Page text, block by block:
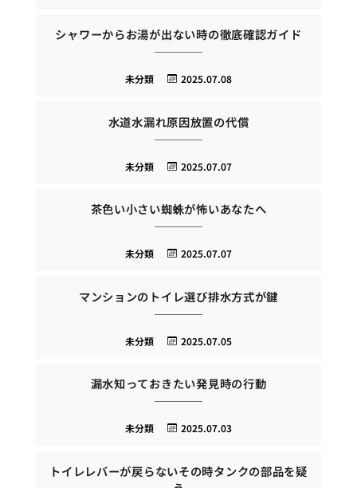
シャワーからお湯が出ない時の徹底確認ガイド
2025.07.08
未分類
水道水漏れ原因放置の代償
2025.07.07
未分類
茶色い小さい蜘蛛が怖いあなたへ
2025.07.07
未分類
マンションのトイレ選び排水方式が鍵
2025.07.05
未分類
漏水知っておきたい発見時の行動
2025.07.03
未分類
トイレレバーが戻らないその時タンクの部品を疑